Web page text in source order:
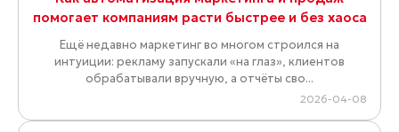
помогает компаниям расти быстрее и без хаоса
Ещё недавно маркетинг во многом строился на
интуиции: рекламу запускали «на глаз», клиентов
обрабатывали вручную, а отчёты сво...
2026-04-08